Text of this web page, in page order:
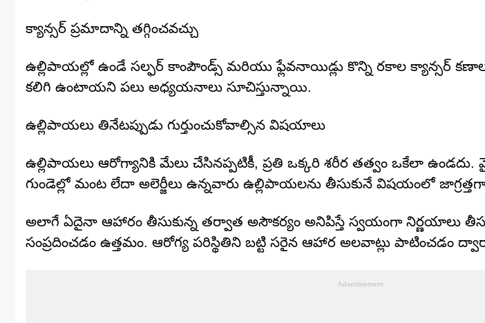
క్యాన్సర్ ప్రమాదాన్ని తగ్గించవచ్చు
ఉల్లిపాయల్లో ఉండే సల్ఫర్ కాంపౌండ్స్ మరియు ఫ్లేవనాయిడ్లు కొన్ని రకాల క్యాన్సర్ కణాల
కలిగి ఉంటాయని పలు అధ్యయనాలు సూచిస్తున్నాయి.
ఉల్లిపాయలు తినేటప్పుడు గుర్తుంచుకోవాల్సిన విషయాలు
ఉల్లిపాయలు ఆరోగ్యానికి మేలు చేసినప్పటికీ, ప్రతి ఒక్కరి శరీర తత్వం ఒకేలా ఉండదు.
గుండెల్లో మంట లేదా అలెర్జీలు ఉన్నవారు ఉల్లిపాయలను తీసుకునే విషయంలో
అలాగే ఏదైనా ఆహారం తీసుకున్న తర్వాత అసౌకర్యం అనిపిస్తే స్వయంగా నిర్ణయాలు
సంప్రదించడం ఉత్తమం. ఆరోగ్య పరిస్థితిని బట్టి సరైన ఆహార అలవాట్లు పాటించడం